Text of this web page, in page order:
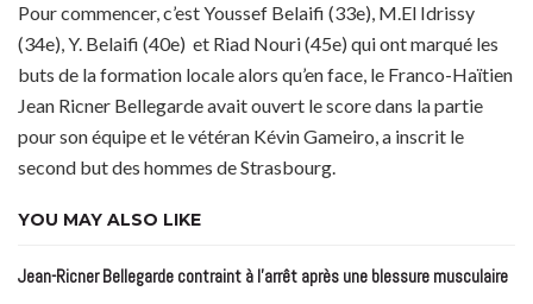
Pour commencer, c’est Youssef Belaifi (33e), M.El Idrissy
(34e), Y. Belaifi (40e) et Riad Nouri (45e) qui ont marqué les
buts de la formation locale alors qu’en face, le Franco-Haïtien
Jean Ricner Bellegarde avait ouvert le score dans la partie
pour son équipe et le vétéran Kévin Gameiro, a inscrit le
second but des hommes de Strasbourg.
YOU MAY ALSO LIKE
Jean-Ricner Bellegarde contraint à l’arrêt après une blessure musculaire